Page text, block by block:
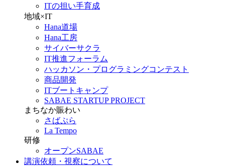
ITの担い手育成
地域×IT
Hana道場
Hana工房
サイバーサクラ
IT推進フォーラム
ハッカソン・プログラミングコンテスト
商品開発
ITブートキャンプ
SABAE STARTUP PROJECT
まちなか賑わい
さばぷら
La Tempo
研修
オープンSABAE
講演依頼・視察について